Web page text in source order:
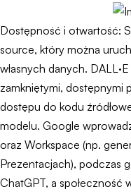
Dostępność i otwartość:
source, który można
własnych danych.
zamkniętymi, dostępnymi
dostępu do kodu
modelu. Google
oraz Workspace (np.
Prezentacjach), podczas
ChatGPT, a społeczność